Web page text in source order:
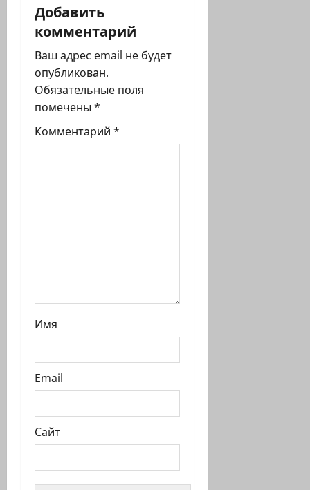
Добавить
комментарий
Ваш адрес email не будет
опубликован.
Обязательные поля
помечены *
Комментарий *
Имя
Email
Сайт